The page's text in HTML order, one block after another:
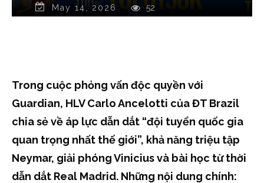
May 14, 2026 52
Trong cuộc phỏng vấn độc quyền với
Guardian, HLV Carlo Ancelotti của ĐT Brazil
chia sẻ về áp lực dẫn dắt “đội tuyển quốc gia
quan trọng nhất thế giới”, khả năng triệu tập
Neymar, giải phóng Vinicius và bài học từ thời
dẫn dắt Real Madrid. Những nội dung chính: